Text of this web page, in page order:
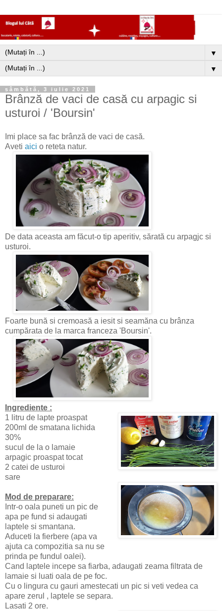
▼
▼
sâmbătă, 3 iulie 2021
Brânză de vaci de casă cu arpagic si
usturoi / 'Boursin'
Imi place sa fac brânză de vaci de casă.
Aveti aici o reteta natur.
De data aceasta am făcut-o tip aperitiv, sărată cu arpagjc si
usturoi.
Foarte bună si cremoasă a iesit si seamăna cu brânza
cumpărata de la marca franceza 'Boursin'.
Ingrediente :
1 litru de lapte proaspat
200ml de smatana lichida
30%
sucul de la o lamaie
arpagic proaspat tocat
2 catei de usturoi
sare
Mod de preparare:
Intr-o oala puneti un pic de
apa pe fund si adaugati
laptele si smantana.
Aduceti la fierbere (apa va
ajuta ca compozitia sa nu se
prinda pe fundul oalei).
Cand laptele incepe sa fiarba, adaugati zeama filtrata de
lamaie si luati oala de pe foc.
Cu o lingura cu gauri amestecati un pic si veti vedea ca
apare zerul , laptele se separa.
Lasati 2 ore.